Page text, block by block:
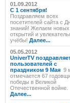
01.09.2012
C 1 сентября!
Поздравляем всех
посетителей сайта с
знаний! Желаем новых
открытий и
учёбы! Далее...
05.05.2012
UniverTV
пользователей с
праздником 9 Мая 9
отмечается 67
победы в Великой
Отечественной войне.
Далее...